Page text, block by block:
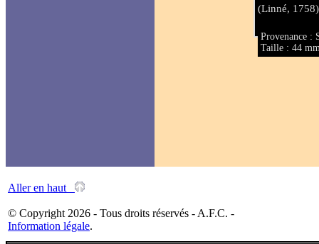
(Linné, 1758)
Provenance :
Taille : 44
Aller en haut
© Copyright 2026 - Tous droits réservés - A.F.C. -
Information légale.